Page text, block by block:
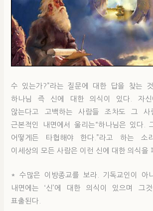
수 있는가?”라는 질문에 대한 답을 찾는
하나님 즉 신에 대한 의식이 있다. 자신
않는다고 고백하는 사람들 조차도 그 사
근본적인 내면에서 울리는“하나님은 있다.
어떻게든 타협해야 한다.”라고 하는 소
이세상의 모든 사람은 이런 신에 대한 의식을
* 수많은 이방종교를 보라. 기독교인이 아
내면에는 ‘신’에 대한 의식이 있으며 그
표출된다.